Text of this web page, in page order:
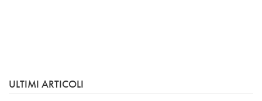
ULTIMI ARTICOLI